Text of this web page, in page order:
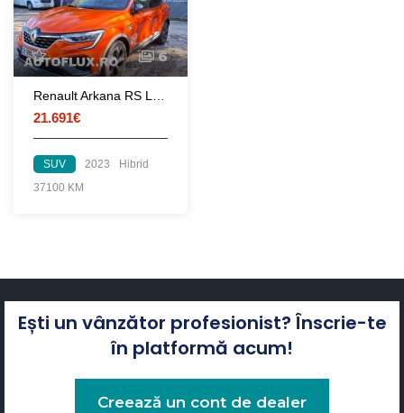
6
21.691€
SUV 2023
Hibrid
37100 KM
Ești un vânzător profesionist? Înscrie-te
în platformă acum!
Creează un cont de dealer